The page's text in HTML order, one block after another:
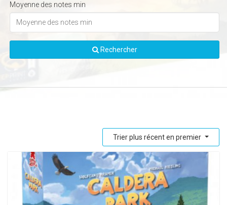
Moyenne des notes min
Rechercher
Trier plus récent en premier